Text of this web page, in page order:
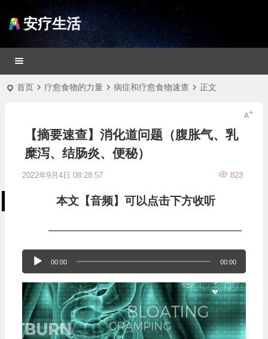
安疗生活
首页 疗愈食物的力量 病症和疗愈食物速查 正文
【摘要速查】消化道问题（腹胀气、乳
糜泻、结肠炎、便秘）
2022年9月4日 08:28:57 823
本文【音频】可以点击下方收听
—————————————————
频
播
放
器
00:00 00:00